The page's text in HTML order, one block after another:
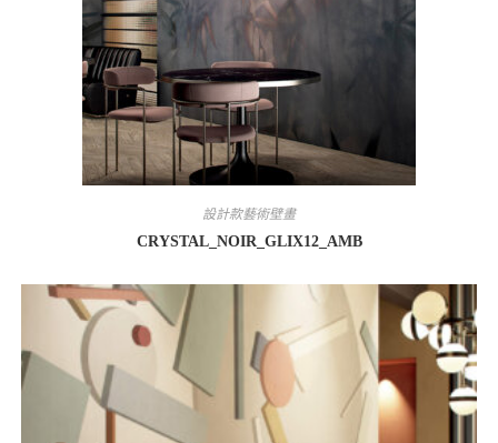
設計款藝術壁畫
CRYSTAL_NOIR_GLIX12_AMB